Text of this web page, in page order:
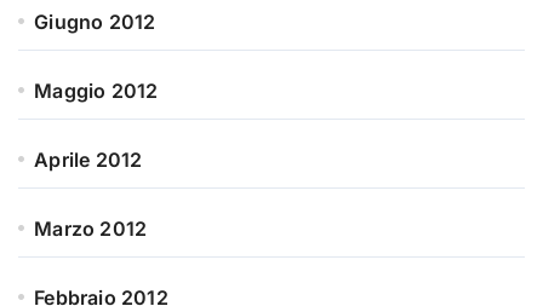
Giugno 2012
Maggio 2012
Aprile 2012
Marzo 2012
Febbraio 2012